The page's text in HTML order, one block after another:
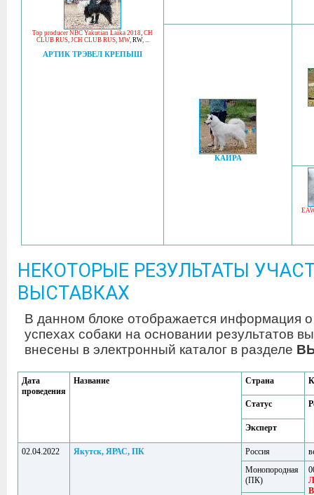
Top producer NBC Yakutian Laika 2018, CH
CLUB RUS, JCH CLUB RUS, MW, RW, ...
АРТИК ТРЭВЕЛ КРЕПЫШ
КАЙРА
НЕКОТОРЫЕ РЕЗУЛЬТАТЫ
ВЫСТАВКАХ
В данном блоке отображается информация
успехах собаки на основании результатов
внесены в электронный каталог в разделе
Дата
проведения
Название Страна
Статус
Эксперт
02.04.2022 Якутск, ЯРАС, ПК Россия
Монопородная
(ПК)